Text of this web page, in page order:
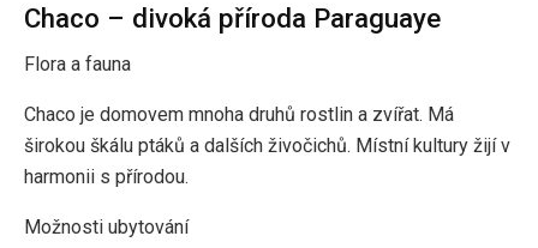
Chaco – divoká příroda Paraguaye
Flora a fauna
Chaco je domovem mnoha druhů rostlin a zvířat. Má
širokou škálu ptáků a dalších živočichů. Místní kultury žijí v
harmonii s přírodou.
Možnosti ubytování